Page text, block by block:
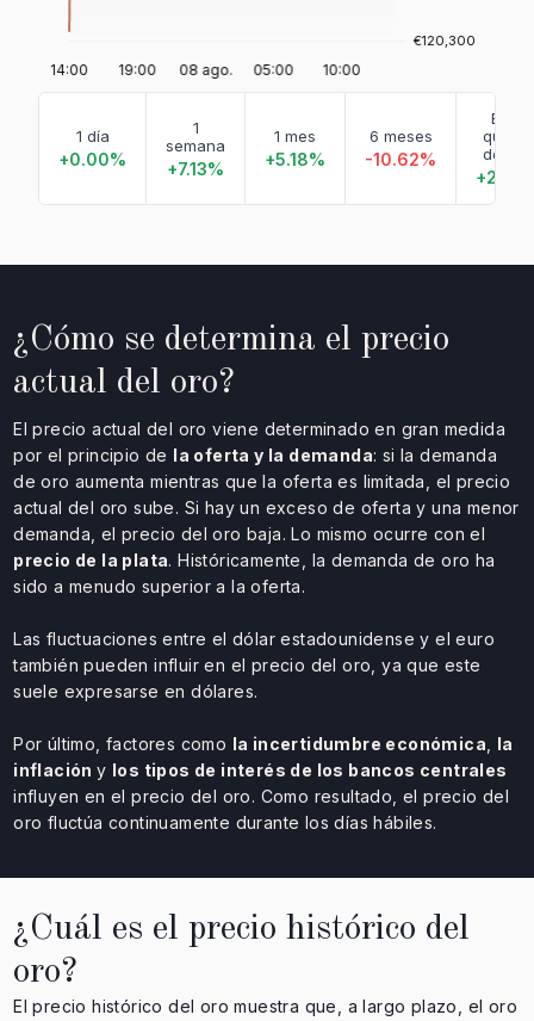
1 día
+0.00%
1
semana
+7.13%
1 mes
+5.18%
6 meses
-10.62%
En lo
que va
de año
¿Cómo se determina el precio
actual del oro?
El precio actual del oro viene determinado en gran medida
por el principio de la oferta y la demanda: si la demanda
de oro aumenta mientras que la oferta es limitada, el precio
actual del oro sube. Si hay un exceso de oferta y una menor
demanda, el precio del oro baja. Lo mismo ocurre con el
precio de la plata. Históricamente, la demanda de oro ha
sido a menudo superior a la oferta.
Las fluctuaciones entre el dólar estadounidense y el euro
también pueden influir en el precio del oro, ya que este
suele expresarse en dólares.
Por último, factores como la incertidumbre económica
la
inflacióny los tipos de interés de los bancos centrales
influyen en el precio del oro. Como resultado, el precio del
oro fluctúa continuamente durante los días hábiles.
¿Cuál es el precio histórico del
oro?
El precio histórico del oro muestra que, a largo plazo, el oro